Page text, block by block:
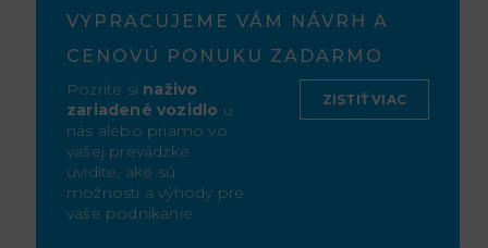
VYPRACUJEME VÁM NÁVRH A
CENOVÚ PONUKU ZADARMO
Pozrite si naživo
zariadené vozidlo u
nás alebo priamo vo
vašej prevádzke
uvidíte, aké sú
možnosti a výhody pre
vaše podnikanie
ZISTIŤ VIAC